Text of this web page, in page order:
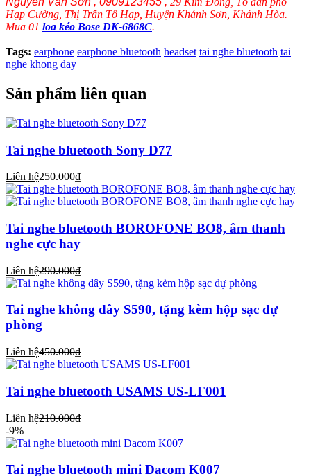
Hạp Cường, Thị Trấn Tô Hạp, Huyện Khánh Sơn, Khánh Hòa.
Mua 01 loa kéo Bose DK-6868C.
Tags: earphone earphone bluetooth headset tai nghe bluetooth tai
nghe khong day
Sản phẩm liên quan
Tai nghe bluetooth Sony D77
Liên hệ250.000₫
Tai nghe bluetooth BOROFONE BO8, âm thanh
nghe cực hay
Liên hệ290.000₫
Tai nghe không dây S590, tặng kèm hộp sạc dự
phòng
Liên hệ450.000₫
Tai nghe bluetooth USAMS US-LF001
Liên hệ210.000₫
-9%
Tai nghe bluetooth mini Dacom K007